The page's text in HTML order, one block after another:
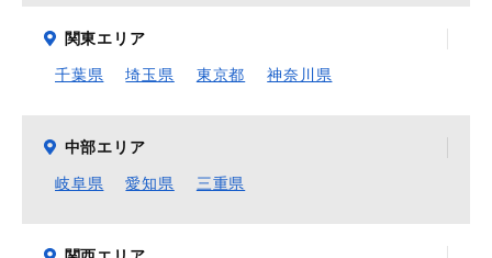
関東エリア
千葉県 埼玉県 東京都 神奈川県
中部エリア
岐阜県 愛知県 三重県